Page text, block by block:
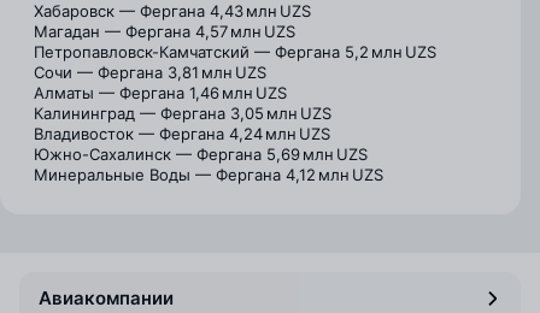
Хабаровск — Фергана 4,43 млн UZS
Магадан — Фергана 4,57 млн UZS
Петропавловск-Камчатский — Фергана 5,2 млн UZS
Сочи — Фергана 3,81 млн UZS
Алматы — Фергана 1,46 млн UZS
Калининград — Фергана 3,05 млн UZS
Владивосток — Фергана 4,24 млн UZS
Южно-Сахалинск — Фергана 5,69 млн UZS
Минеральные Воды — Фергана 4,12 млн UZS
Авиакомпании